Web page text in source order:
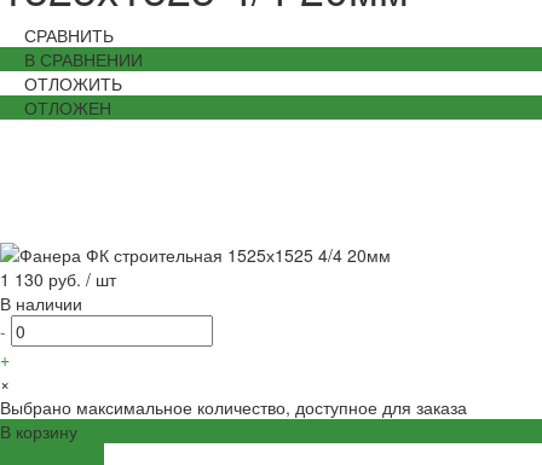
СРАВНИТЬ
В СРАВНЕНИИ
ОТЛОЖИТЬ
ОТЛОЖЕН
1 130 руб. / шт
В наличии
-
+
×
Выбрано максимальное количество, доступное для заказа
В корзину